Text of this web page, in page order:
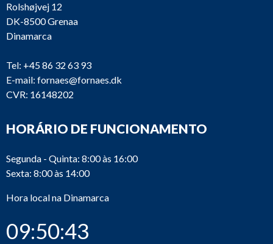
Rolshøjvej 12
DK-8500 Grenaa
Dinamarca
Tel: +45 86 32 63 93
E-mail: fornaes@fornaes.dk
CVR: 16148202
HORÁRIO DE FUNCIONAMENTO
Segunda - Quinta: 8:00 às 16:00
Sexta: 8:00 às 14:00
Hora local na Dinamarca
09:50:43